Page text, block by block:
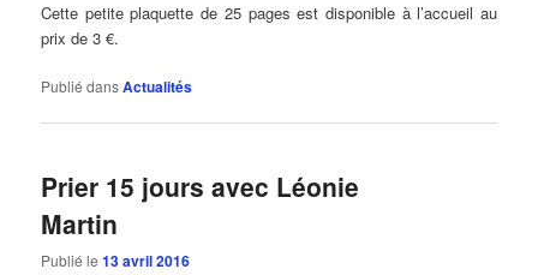
Cette petite plaquette de 25 pages est disponible à l’accueil au
prix de 3 €.
Publié dansActualités
Prier 15 jours avec Léonie
Martin
Publié le13 avril 2016